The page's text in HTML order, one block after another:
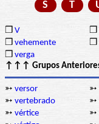
S
T
❒ V ❒
❒ vehemente ❒
❒ verga
↑↑↑ Grupos
➳ versor ➳
➳ vertebrado ➳
➳ vértice ➳